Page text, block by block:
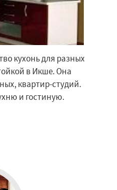
кухонь для разных
в Икше. Она
квартир-студий.
и гостиную.